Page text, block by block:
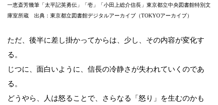
一恵斎芳幾筆「太平記英勇伝」「壱」「小田上総介信長」東京都立中央図書館特別文
庫室所蔵 出典：東京都立図書館デジタルアーカイブ（TOKYOアーカイブ）
ただ、後半に差し掛かってからは、少し、その内容が変化す
る。
じつに、面白いように、信長の冷静さが失われていくのであ
る。
どうやら、人は怒ることで、さらなる「怒り」を生むのかも